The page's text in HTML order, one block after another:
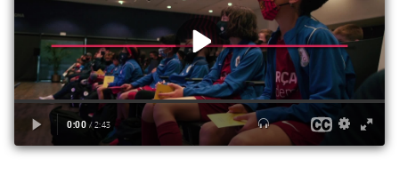
Patronato FBV
Transparencia
Contacto
Barcelonismo y vida activa